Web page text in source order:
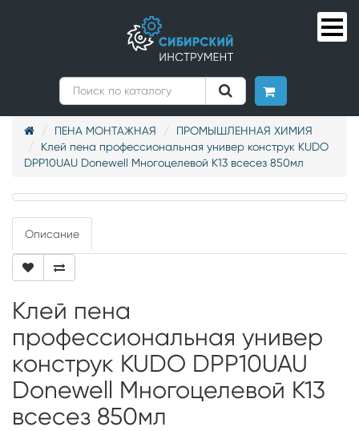
ПЕНА МОНТАЖНАЯ
ПРОМЫШЛЕННАЯ ХИМИЯ
Клей пена профессиональная универ конструк KUDO
DPP10UAU Donewell Многоцелевой K13 всесез 850мл
Описание
Клей пена
профессиональная универ
конструк KUDO DPP10UAU
Donewell Многоцелевой K13
всесез 850мл